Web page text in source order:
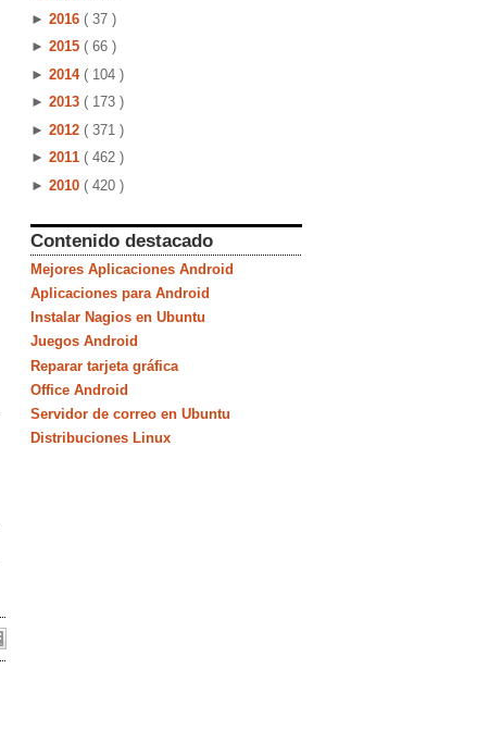
► 2016 ( 37 )
► 2015 ( 66 )
► 2014 ( 104 )
► 2013 ( 173 )
► 2012 ( 371 )
► 2011 ( 462 )
► 2010 ( 420 )
Contenido destacado
Mejores Aplicaciones Android
Aplicaciones para Android
Instalar Nagios en Ubuntu
Juegos Android
Reparar tarjeta gráfica
Office Android
Servidor de correo en Ubuntu
Distribuciones Linux